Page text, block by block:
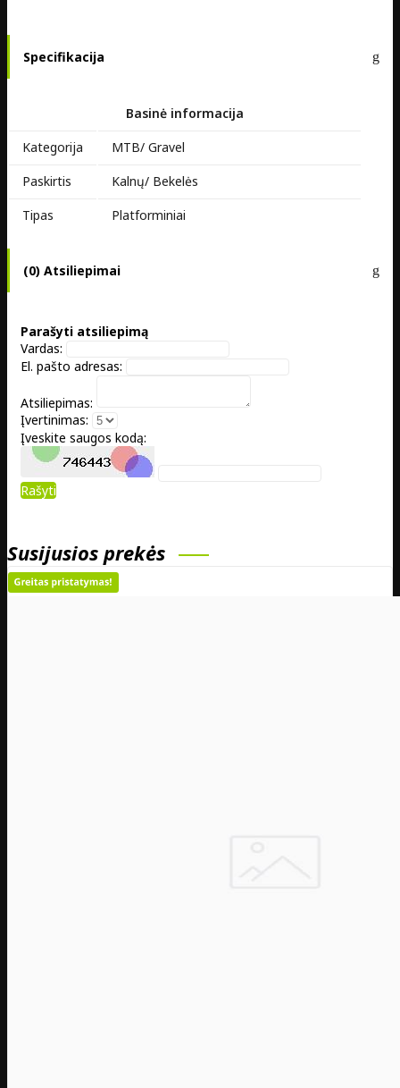
Specifikacija
Basinė informacija
Kategorija
MTB/ Gravel
Paskirtis
Kalnų/ Bekelės
Tipas
Platforminiai
(0) Atsiliepimai
Parašyti atsiliepimą
Vardas:
El. pašto adresas:
Atsiliepimas:
Įvertinimas:
Įveskite saugos kodą:
Rašyti
Susijusios prekės